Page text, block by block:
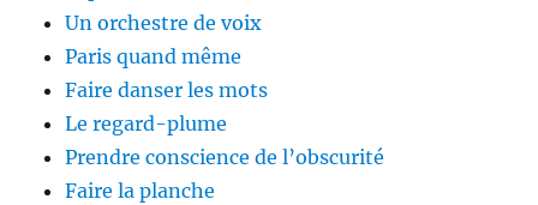
Un orchestre de voix
Paris quand même
Faire danser les mots
Le regard-plume
Prendre conscience de l’obscurité
Faire la planche